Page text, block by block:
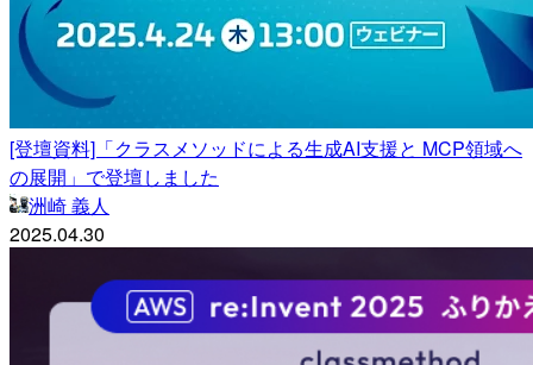
[登壇資料]「クラスメソッドによる生成AI支援と MCP領域へ
の展開」で登壇しました
洲崎 義人
2025.04.30